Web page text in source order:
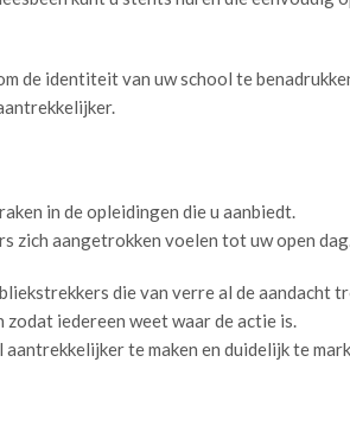
de identiteit van uw school te
in de opleidingen die u aanbiedt.
zich aangetrokken voelen tot uw open
die van verre al de aandacht
iedereen weet waar de actie is.
te maken en duidelijk te